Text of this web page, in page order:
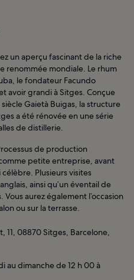
un aperçu fascinant de la riche
renommée mondiale. Le rhum
le fondateur Facundo
avoir grandi à Sitges. Conçue
Gaietà Buigas, la structure
a été rénovée en une série
de distillerie.
de production
petite entreprise, avant
Plusieurs visites
ainsi qu’un éventail de
aurez également l’occasion
ou sur la terrasse.
11, 08870 Sitges, Barcelone,
au dimanche de 12 h 00 à